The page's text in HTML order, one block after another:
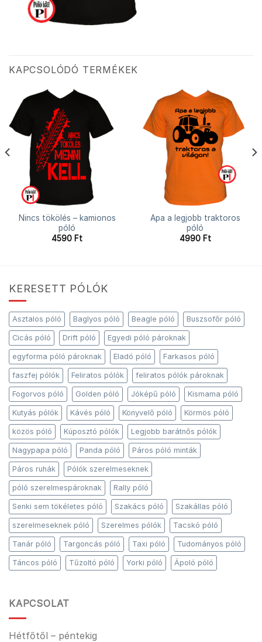
KAPCSOLÓDÓ TERMÉKEK
Nincs tökölés – kamionos
póló
4590 Ft
Apa a legjobb traktoros
póló
4990 Ft
KERESETT PÓLÓK
Asztalos póló Baglyos póló Beagle póló Buszsofőr póló
Cicás póló Drift póló Egyedi póló pároknak
egyforma póló pároknak Eladó póló Farkasos póló
faszfej pólók Feliratos pólók feliratos pólók pároknak
Fogorvos póló Golden póló Jóképű póló Kismama póló
Kutyás pólók Kávés póló Könyvelő póló Körmös póló
közös póló Kúposztó pólók Legjobb barátnős pólók
Nagypapa póló Panda póló Páros póló minták
Páros ruhák Pólók szerelmeseknek
póló szerelmespároknak Rally póló
Senki sem tökéletes póló Szakács póló Szakállas póló
szerelmeseknek póló Szerelmes pólók Tacskó póló
Tanár póló Targoncás póló Taxi póló Tudományos póló
Táncos póló Tűzoltó póló Yorki póló Ápoló póló
KAPCSOLAT
Hétfőtől – péntekig